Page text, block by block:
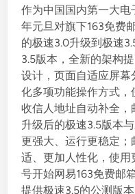
e
d
i
n
作为中国国内第一大
年元旦对旗下163免费
的极速3.0升级到极速
3.5版本，全新的架构
设计，页面自适应屏
化多项功能操作方式，
收信人地址自动补全，
升级后的极速3.5版本
更强大、运行更稳定
适、更加人性化，使
号开始网易163免费邮
提供极速3.5的公测版